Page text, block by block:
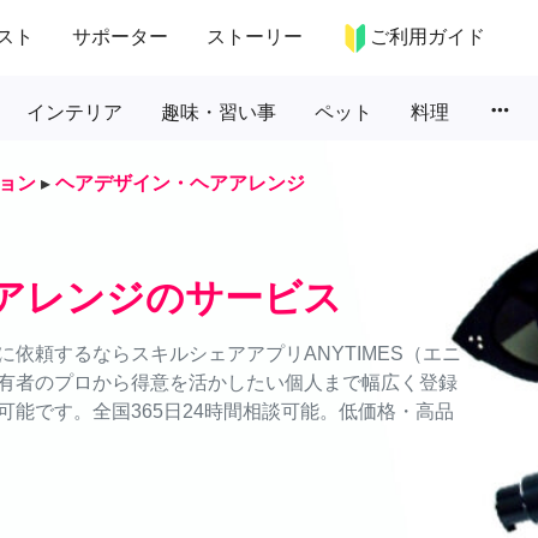
ト サポーター ストーリー ご利用ガイド
インテリア 趣味・習い事 ペット 料理 more_horiz
ン ▸ ヘアデザイン・ヘアアレンジ
レンジのサービス
依頼するならスキルシェアアプリANYTIMES（エニ
者のプロから得意を活かしたい個人まで幅広く登録
能です。全国365日24時間相談可能。低価格・高品